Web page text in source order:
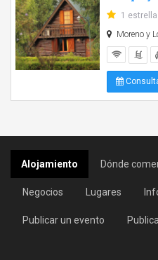
1 estrella
Moreno y
Alojamiento Dónde
Negocios Lugares
Publicar un evento